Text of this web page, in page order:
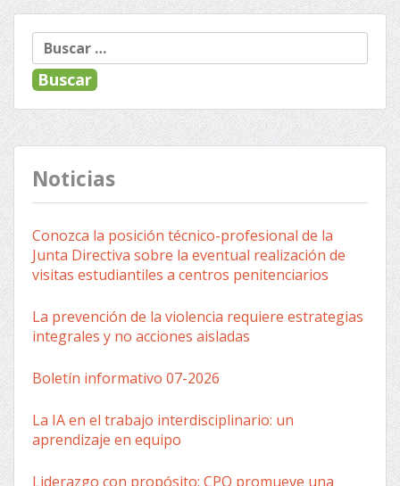
Buscar:
Noticias
Conozca la posición técnico-profesional de la
Junta Directiva sobre la eventual realización de
visitas estudiantiles a centros penitenciarios
La prevención de la violencia requiere estrategias
integrales y no acciones aisladas
Boletín informativo 07-2026
La IA en el trabajo interdisciplinario: un
aprendizaje en equipo
Liderazgo con propósito: CPO promueve una